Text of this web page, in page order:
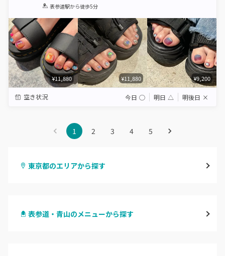
1 2 3 4 5
表参道駅から徒歩5分
¥11,880 ¥11,880 ¥9,200
空き状況 今日 ◯ 明日 △ 明後日 ×
1 2 3 4 5
東京都のエリアから探す
原宿
表参道・青山のメニューから探す